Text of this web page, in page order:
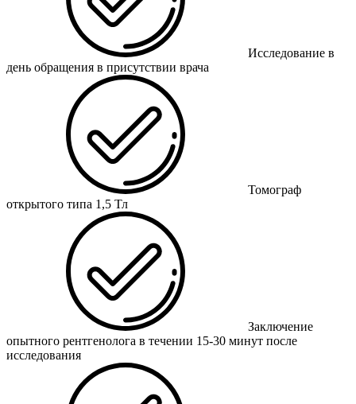
Исследование в
день обращения в присутствии врача
Томограф
открытого типа 1,5 Тл
Заключение
опытного рентгенолога в течении 15-30 минут после
исследования